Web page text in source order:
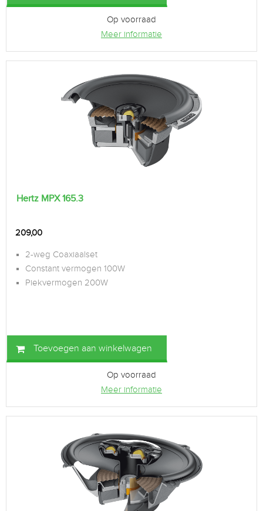
Op voorraad
Meer informatie
Hertz MPX 165.3
209,00
2-weg Coaxiaalset
Constant vermogen 100W
Piekvermogen 200W
Toevoegen aan winkelwagen
Op voorraad
Meer informatie